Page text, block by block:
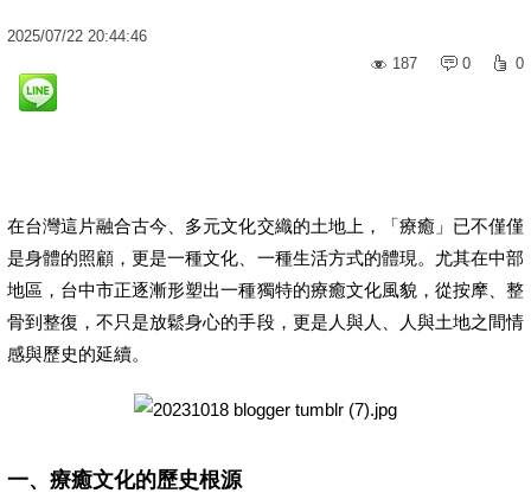
2025/07/22 20:44:46
187
0 0
在台灣這片融合古今、多元文化交織的土地上，「療癒」已不僅僅
是身體的照顧，更是一種文化、一種生活方式的體現。尤其在中部
地區，台中市正逐漸形塑出一種獨特的療癒文化風貌，從按摩、整
骨到整復，不只是放鬆身心的手段，更是人與人、人與土地之間情
感與歷史的延續。
一、療癒文化的歷史根源